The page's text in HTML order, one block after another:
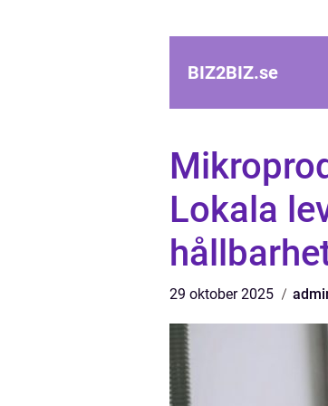
BIZ2BIZ.se
Lokala
29 oktober 2025